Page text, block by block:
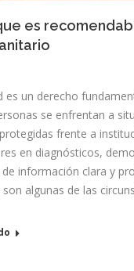
es
es un derecho
se enfrentan a
frente a
en diagnósticos,
información clara y
algunas de las